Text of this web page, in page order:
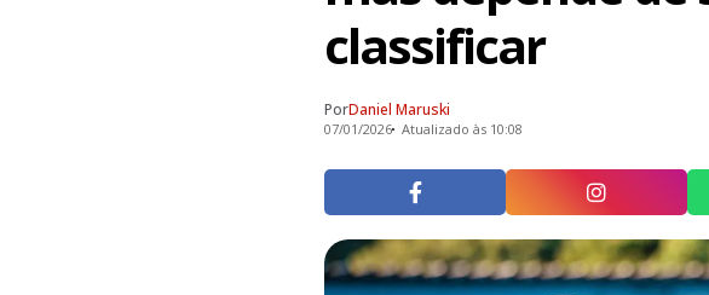
classificar
PorDaniel Maruski
07/01/2026 Atualizado às 10:08